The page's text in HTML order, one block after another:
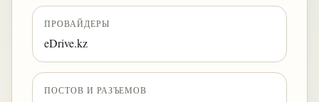
ПРОВАЙДЕРЫ
eDrive.kz
ПОСТОВ И РАЗЪЕМОВ